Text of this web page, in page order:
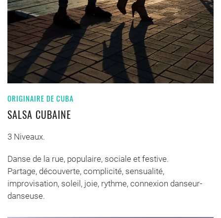
ORIGINAIRE DE CUBA
SALSA CUBAINE
3 Niveaux.
Danse de la rue, populaire, sociale et festive.
Partage, découverte, complicité, sensualité,
improvisation, soleil, joie, rythme, connexion danseur-
danseuse.